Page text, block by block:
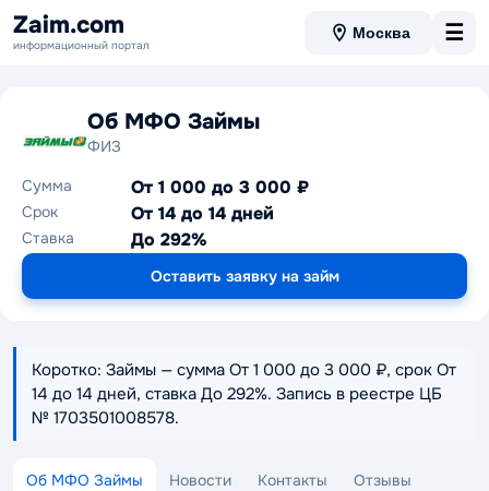
Zaim.com
информационный портал
Москва ☰
Об МФО Займы
ФИЗ
Сумма
От 1 000 до 3 000 ₽
Срок От 14 до 14 дней
Ставка До 292%
Оставить заявку на займ
Коротко: Займы — сумма От 1 000 до 3 000 ₽, срок От
14 до 14 дней, ставка До 292%. Запись в реестре ЦБ
№ 1703501008578.
Об МФО Займы Новости Контакты Отзывы